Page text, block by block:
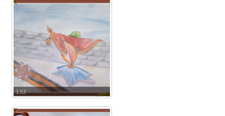
1.52